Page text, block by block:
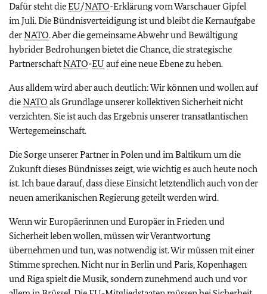
Dafür steht dieEU/NATO-Erklärung vom Warschauer Gipfel
im Juli. Die Bündnisverteidigung ist und bleibt die Kernaufgabe
derNATO. Aber die gemeinsame Abwehr und Bewältigung
hybrider Bedrohungen bietet die Chance, die strategische
PartnerschaftNATO-EU auf eine neue Ebene zu heben.
Aus alldem wird aber auch deutlich: Wir können und wollen auf
dieNATO als Grundlage unserer kollektiven Sicherheit nicht
verzichten. Sie ist auch das Ergebnis unserer transatlantischen
Wertegemeinschaft.
Die Sorge unserer Partner in Polen und im Baltikum um die
Zukunft dieses Bündnisses zeigt, wie wichtig es auch heute noch
ist. Ich baue darauf, dass diese Einsicht letztendlich auch von der
neuen amerikanischen Regierung geteilt werden wird.
Wenn wir Europäerinnen und Europäer in Frieden und
Sicherheit leben wollen, müssen wir Verantwortung
übernehmen und tun, was notwendig ist. Wir müssen mit einer
Stimme sprechen. Nicht nur in Berlin und Paris, Kopenhagen
und Riga spielt die Musik, sondern zunehmend auch und vor